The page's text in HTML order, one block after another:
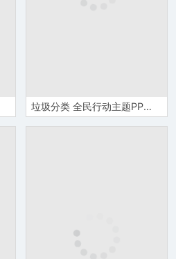
垃圾分类 全民行动主题PPT模板